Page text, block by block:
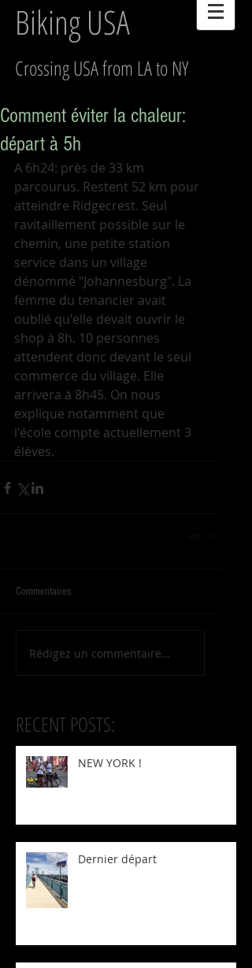
Biking USA
Crossing USA from LA to NY
RECENT POSTS:
Comment éviter la chaleur:
départ à 5h
A 6h24: près de 33 km
parcourus. Restent 52 km pour
atteindre Ridgecrest. Seul
ravitaillement possible sur le
chemin, une petite station
service dans un village
dénommé "Johannesburg". La
femme du tenancier avait
oublié qu'elle devait ouvrir le
shop à 8h. 10 personnes
attendent donc devant le seul
commerce du village. Elle
arrivera à 8h45. On nous
explique notamment que
l'école compte actuellement 3
élèves.
Commentaires
Rédigez un commentaire...
NEW YORK !
Dernier départ